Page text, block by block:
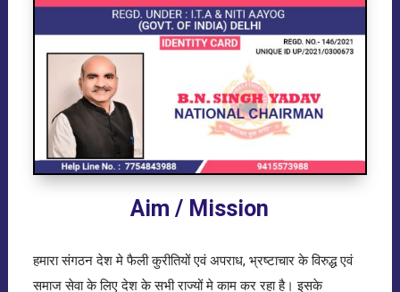
Aim / Mission
हमारा संगठन देश मे फैली कुरीतियों एवं अपराध, भ्रष्टाचार के विरुद्ध एवं
समाज सेवा के लिए देश के सभी राज्यों मे काम कर रहा है। इसके